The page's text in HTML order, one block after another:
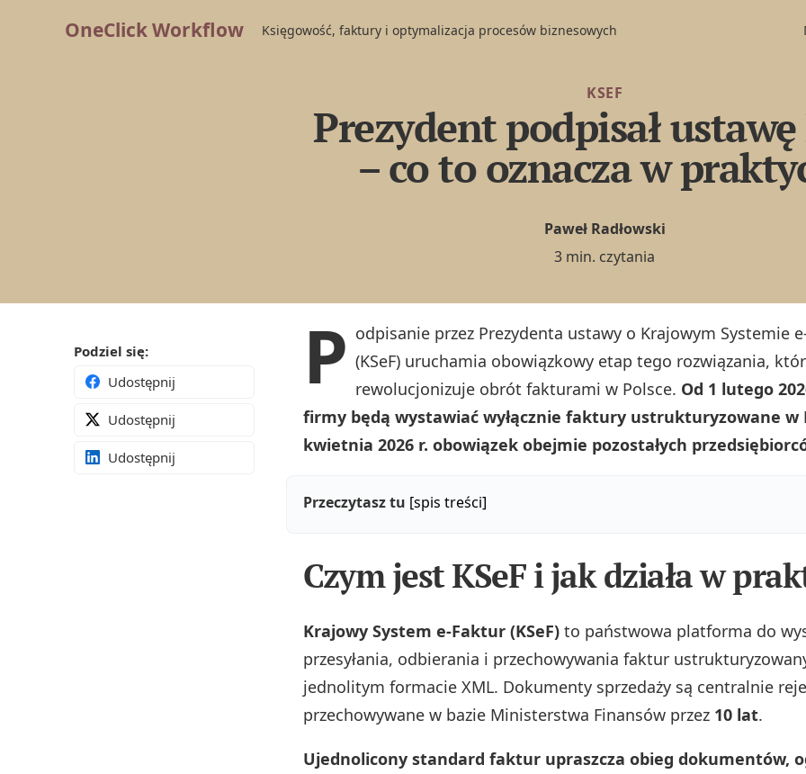
OneClick Workflow Księgowość, faktury i optymalizacja procesów biznesowych
KSEF
Prezydent podpisał ustawę
– co to oznacza w
Paweł Radłowski
3 min. czytania
Podziel się:
Udostępnij
Udostępnij
Udostępnij
P odpisanie przez Prezydenta ustawy o Krajowym Systemie
(KSeF) uruchamia obowiązkowy etap tego rozwiązania,
rewolucjonizuje obrót fakturami w Polsce. Od 1 lutego
firmy będą wystawiać wyłącznie faktury ustrukturyzowane w
kwietnia 2026 r. obowiązek obejmie pozostałych
Przeczytasz tu [spis treści]
Czym jest KSeF i jak działa w
Krajowy System e-Faktur (KSeF) to państwowa platforma do
przesyłania, odbierania i przechowywania faktur
jednolitym formacie XML. Dokumenty sprzedaży są centralnie
przechowywane w bazie Ministerstwa Finansów przez 10 lat.
Ujednolicony standard faktur upraszcza obieg dokumentów,